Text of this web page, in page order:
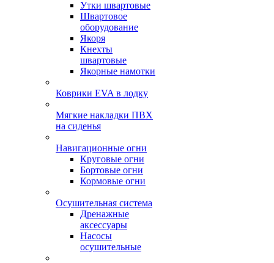
Утки швартовые
Швартовое
оборудование
Якоря
Кнехты
швартовые
Якорные намотки
Коврики EVA в лодку
Мягкие накладки ПВХ
на сиденья
Навигационные огни
Круговые огни
Бортовые огни
Кормовые огни
Осушительная система
Дренажные
аксессуары
Насосы
осушительные